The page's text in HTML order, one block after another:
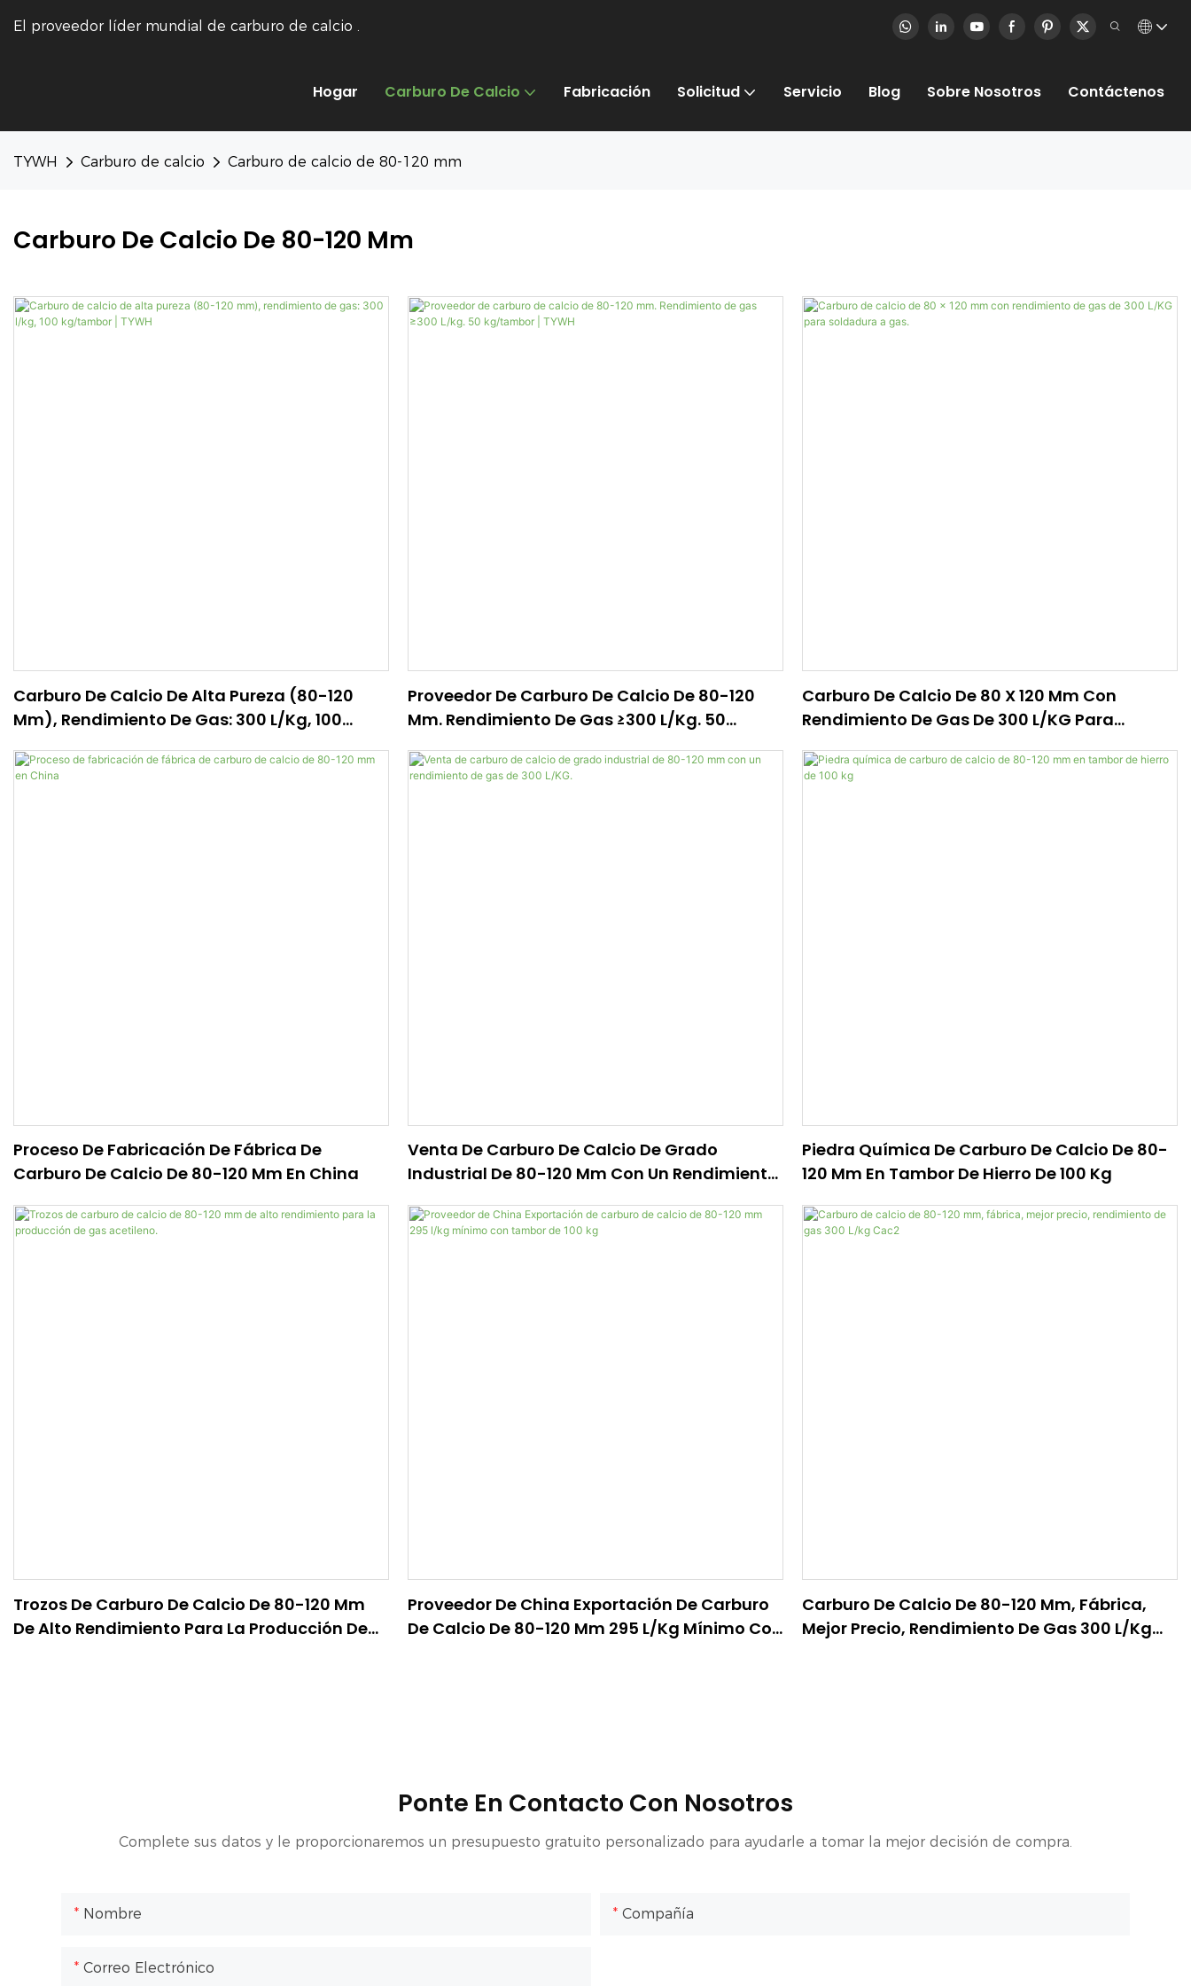
El proveedor líder mundial de carburo de calcio .
Hogar Carburo De Calcio Fabricación Solicitud Servicio Blog Sobre Nosotros Contáctenos
TYWH Carburo de calcio Carburo de calcio de 80-120 mm
Carburo De Calcio De 80-120 Mm
Carburo De Calcio De Alta Pureza (80-120
Mm), Rendimiento De Gas: 300 L/kg, 100
Proveedor De Carburo De Calcio De 80-120
Mm. Rendimiento De Gas ≥300 L/kg. 50
Carburo De Calcio De 80 X 120 Mm Con
Rendimiento De Gas De 300 L/KG Para
Proceso De Fabricación De Fábrica De
Carburo De Calcio De 80-120 Mm En China
Venta De Carburo De Calcio De Grado
Industrial De 80-120 Mm Con Un Rendimiento
Piedra Química De Carburo De Calcio De 80-
120 Mm En Tambor De Hierro De 100 Kg
Trozos De Carburo De Calcio De 80-120 Mm
De Alto Rendimiento Para La Producción De
Proveedor De China Exportación De Carburo
De Calcio De 80-120 Mm 295 L/kg Mínimo Con
Carburo De Calcio De 80-120 Mm, Fábrica,
Mejor Precio, Rendimiento De Gas 300 L/kg
Ponte En Contacto Con Nosotros
Complete sus datos y le proporcionaremos un presupuesto gratuito personalizado para ayudarle a tomar la mejor decisión de compra.
Nombre Compañía
Correo Electrónico